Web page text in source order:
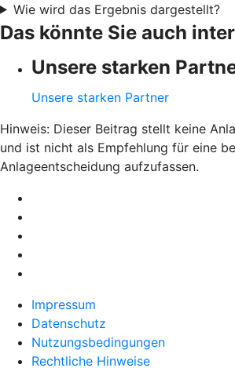
Wie wird das Ergebnis dargestellt?
Das könnte Sie auch
Unsere starken
Unsere starken Partner
Hinweis: Dieser Beitrag stellt keine
und ist nicht als Empfehlung für eine
Anlageentscheidung aufzufassen.
Impressum
Datenschutz
Nutzungsbedingungen
Rechtliche Hinweise